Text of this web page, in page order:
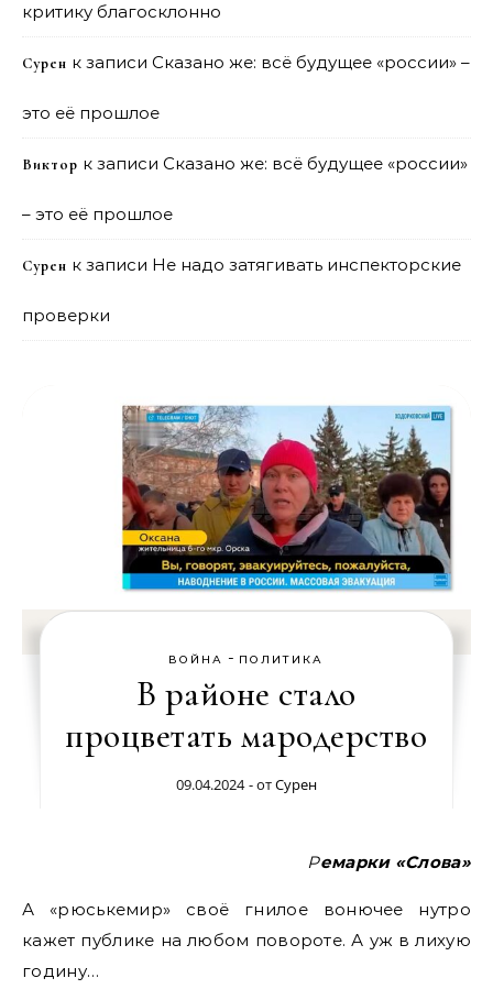
критику благосклонно
Сурен к записи Сказано же: всё будущее «россии» –
это её прошлое
Виктор к записи Сказано же: всё будущее «россии»
– это её прошлое
Сурен к записи Не надо затягивать инспекторские
проверки
ВОЙНА - ПОЛИТИКА
В районе стало
процветать мародерство
09.04.2024 - отСурен
Ремарки «Слова»
А «рюськемир» своё гнилое вонючее нутро
кажет публике на любом повороте. А уж в лихую
годину…